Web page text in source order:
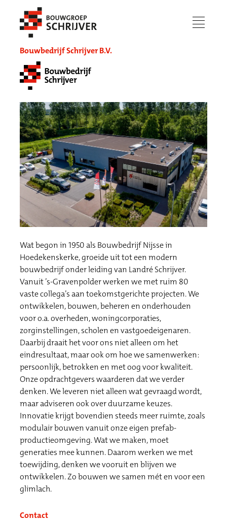
menu
Werken bij
Bouwbedrijf Schrijver B.V.
Wat begon in 1950 als Bouwbedrijf Nijsse in
Hoedekenskerke, groeide uit tot een modern
bouwbedrijf onder leiding van Landré Schrijver.
Vanuit ’s-Gravenpolder werken we met ruim 80
vaste collega’s aan toekomstgerichte projecten. We
ontwikkelen, bouwen, beheren en onderhouden
voor o.a. overheden, woningcorporaties,
zorginstellingen, scholen en vastgoedeigenaren.
Daarbij draait het voor ons niet alleen om het
eindresultaat, maar ook om hoe we samenwerken:
persoonlijk, betrokken en met oog voor kwaliteit.
Onze opdrachtgevers waarderen dat we verder
denken. We leveren niet alleen wat gevraagd wordt,
maar adviseren ook over duurzame keuzes.
Innovatie krijgt bovendien steeds meer ruimte, zoals
modulair bouwen vanuit onze eigen prefab-
productieomgeving. Wat we maken, moet
generaties mee kunnen. Daarom werken we met
toewijding, denken we vooruit en blijven we
ontwikkelen. Zo bouwen we samen mét en voor een
glimlach.
Contact